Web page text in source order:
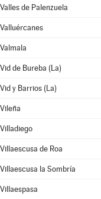
Valles de Palenzuela
Valluércanes
Valmala
Vid de Bureba (La)
Vid y Barrios (La)
Vileña
Villadiego
Villaescusa de Roa
Villaescusa la Sombría
Villaespasa